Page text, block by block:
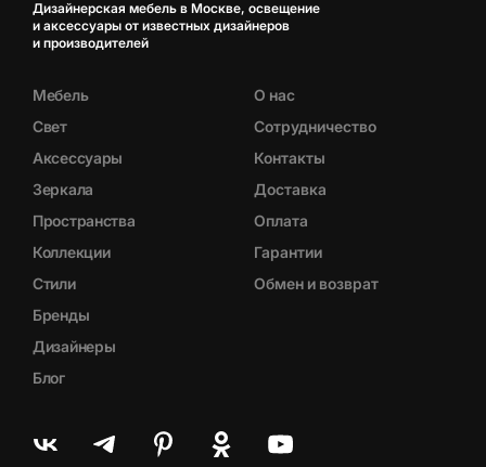
Дизайнерская мебель в Москве, освещение
и аксессуары от известных дизайнеров
и производителей
Мебель
Свет
Аксессуары
Зеркала
Пространства
Коллекции
Стили
Бренды
Дизайнеры
Блог
О нас
Сотрудничество
Контакты
Доставка
Оплата
Гарантии
Обмен и возврат